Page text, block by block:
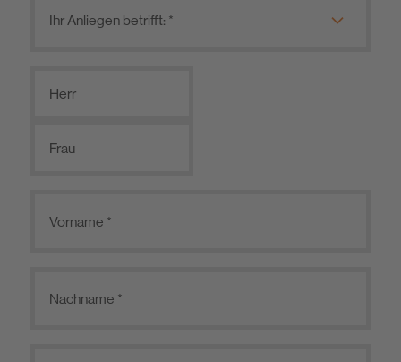
Mörtelzusätze, Nachbehandlungs- und Trennmittel
Sanierputzsystem
Herr
Frau